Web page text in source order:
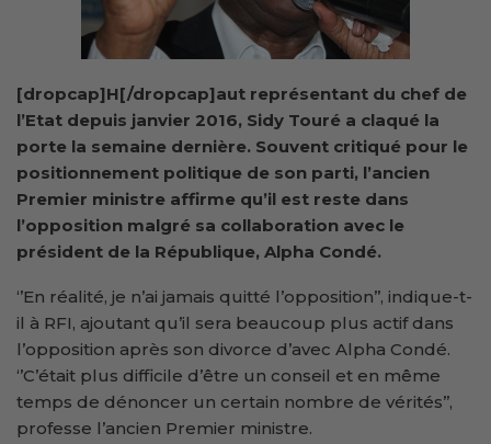
[dropcap]H[/dropcap]aut représentant du chef de
l’Etat depuis janvier 2016, Sidy Touré a claqué la
porte la semaine dernière. Souvent critiqué pour le
positionnement politique de son parti, l’ancien
Premier ministre affirme qu’il est reste dans
l’opposition malgré sa collaboration avec le
président de la République, Alpha Condé.
‘’En réalité, je n’ai jamais quitté l’opposition’’, indique-t-
il à RFI, ajoutant qu’il sera beaucoup plus actif dans
l’opposition après son divorce d’avec Alpha Condé.
‘’C’était plus difficile d’être un conseil et en même
temps de dénoncer un certain nombre de vérités’’,
professe l’ancien Premier ministre.